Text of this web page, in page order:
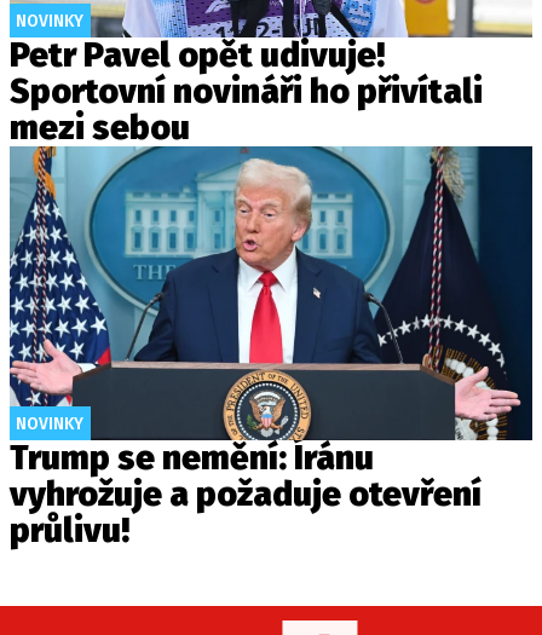
NOVINKY
Petr Pavel opět udivuje!
Sportovní novináři ho přivítali
mezi sebou
NOVINKY
Trump se nemění: Íránu
vyhrožuje a požaduje otevření
průlivu!